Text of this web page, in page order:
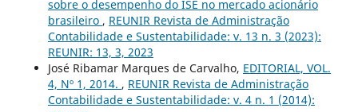
sobre o desempenho do ISE no mercado acionário
brasileiro , REUNIR Revista de Administração
Contabilidade e Sustentabilidade: v. 13 n. 3 (2023):
REUNIR: 13, 3, 2023
José Ribamar Marques de Carvalho, EDITORIAL, VOL.
4, Nº 1, 2014. , REUNIR Revista de Administração
Contabilidade e Sustentabilidade: v. 4 n. 1 (2014):